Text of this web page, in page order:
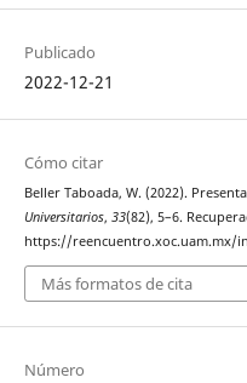
Publicado
2022-12-21
Cómo citar
Beller Taboada, W. (2022).
Universitarios, 33(82), 5–6.
https://reencuentro.xoc.uam.mx/
Más formatos de cita
Número